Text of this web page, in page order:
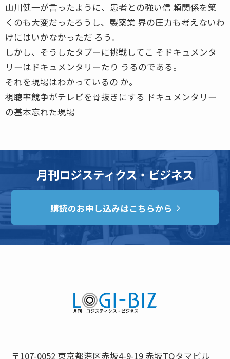
山川健一が言ったように、患者との強い信 頼関係を築
くのも大変だったろうし、製薬業 界の圧力も考えないわ
けにはいかなかっただ ろう。
しかし、そうしたタブーに挑戦してこ そドキュメンタ
リーはドキュメンタリーたり うるのである。
それを現場はわかっているの か。
視聴率競争がテレビを骨抜きにする ドキュメンタリー
の基本忘れた現場
月刊ロジスティクス・ビジネス
購読のお申し込みはこちらから
〒107-0052 東京都港区赤坂4-9-19 赤坂TOタマビル